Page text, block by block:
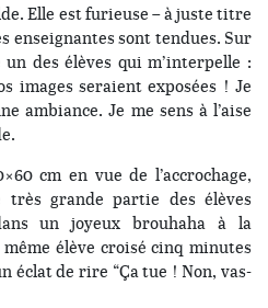
Elle est furieuse – à juste titre
enseignantes sont tendues. Sur
des élèves qui m’interpelle :
images seraient exposées ! Je
ambiance. Je me sens à l’aise
cm en vue de l’accrochage,
très grande partie des élèves
un joyeux brouhaha à la
élève croisé cinq minutes
éclat de rire “Ça tue ! Non, vas-